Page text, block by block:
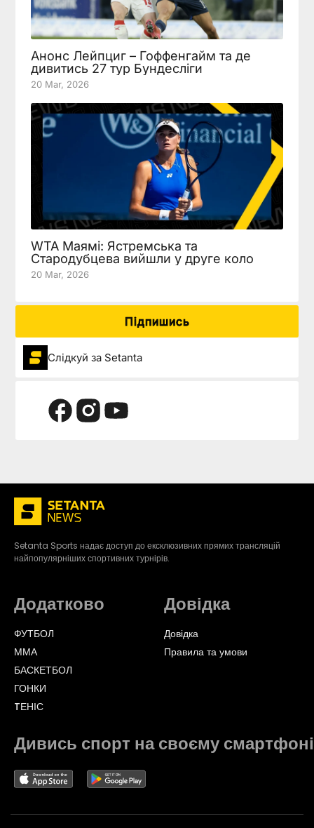
Анонс Лейпциг – Гоффенгайм та де
дивитись 27 тур Бундесліги
20 Mar, 2026
WTA Маямі: Ястремська та
Стародубцева вийшли у друге коло
20 Mar, 2026
Підпишись
Слідкуй за Setanta
Setanta Sports надає доступ до ексклюзивних прямих трансляцій
найпопулярніших спортивних турнірів.
Додатково
ФУТБОЛ
ММА
БАСКЕТБОЛ
ГОНКИ
TЕНІС
Довідка
Довідка
Правила та умови
Дивись спорт на своєму смартфоні